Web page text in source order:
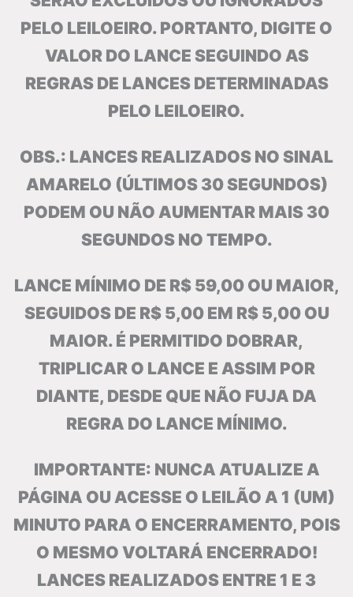
PELO LEILOEIRO. PORTANTO, DIGITE O
VALOR DO LANCE SEGUINDO AS
REGRAS DE LANCES DETERMINADAS
PELO LEILOEIRO.
OBS.: LANCES REALIZADOS NO SINAL
AMARELO (ÚLTIMOS 30 SEGUNDOS)
PODEM OU NÃO AUMENTAR MAIS 30
SEGUNDOS NO TEMPO.
LANCE MÍNIMO DE R$ 59,00 OU MAIOR,
SEGUIDOS DE R$ 5,00 EM R$ 5,00 OU
MAIOR. É PERMITIDO DOBRAR,
TRIPLICAR O LANCE E ASSIM POR
DIANTE, DESDE QUE NÃO FUJA DA
REGRA DO LANCE MÍNIMO.
IMPORTANTE: NUNCA ATUALIZE A
PÁGINA OU ACESSE O LEILÃO A 1 (UM)
MINUTO PARA O ENCERRAMENTO, POIS
O MESMO VOLTARÁ ENCERRADO!
LANCES REALIZADOS ENTRE 1 E 3